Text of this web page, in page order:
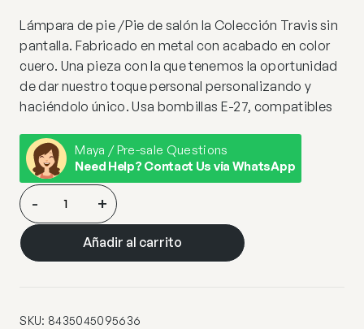
Lámpara de pie /Pie de salón la Colección Travis sin
pantalla. Fabricado en metal con acabado en color
cuero. Una pieza con la que tenemos la oportunidad
de dar nuestro toque personal personalizando y
haciéndolo único. Usa bombillas E-27, compatibles
Maya / Pre-sale Questions
Need Help? Contact Us via WhatsApp
PIE
SALON
TRAVIS
CUERO
60W
- +
Añadir al carrito
SKU: 8435045095636